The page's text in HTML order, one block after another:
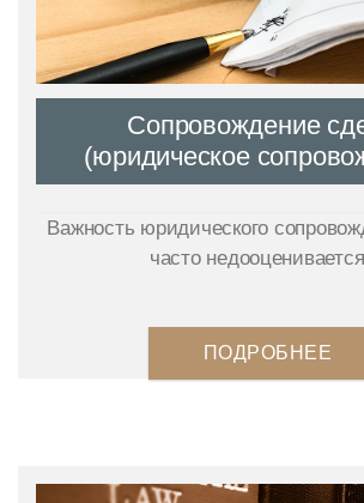
Сопровождение
(юридическое
Важность юридического
часто
ПОДРОБНЕЕ